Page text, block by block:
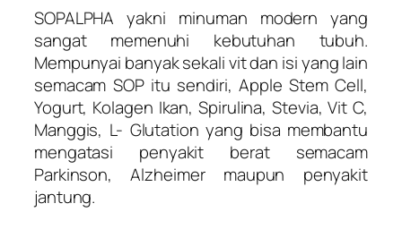
SOPALPHA yakni minuman modern yang
sangat memenuhi kebutuhan tubuh.
Mempunyai banyak sekali vit dan isi yang lain
semacam SOP itu sendiri, Apple Stem Cell,
Yogurt, Kolagen Ikan, Spirulina, Stevia, Vit C,
Manggis, L- Glutation yang bisa membantu
mengatasi penyakit berat semacam
Parkinson, Alzheimer maupun penyakit
jantung.